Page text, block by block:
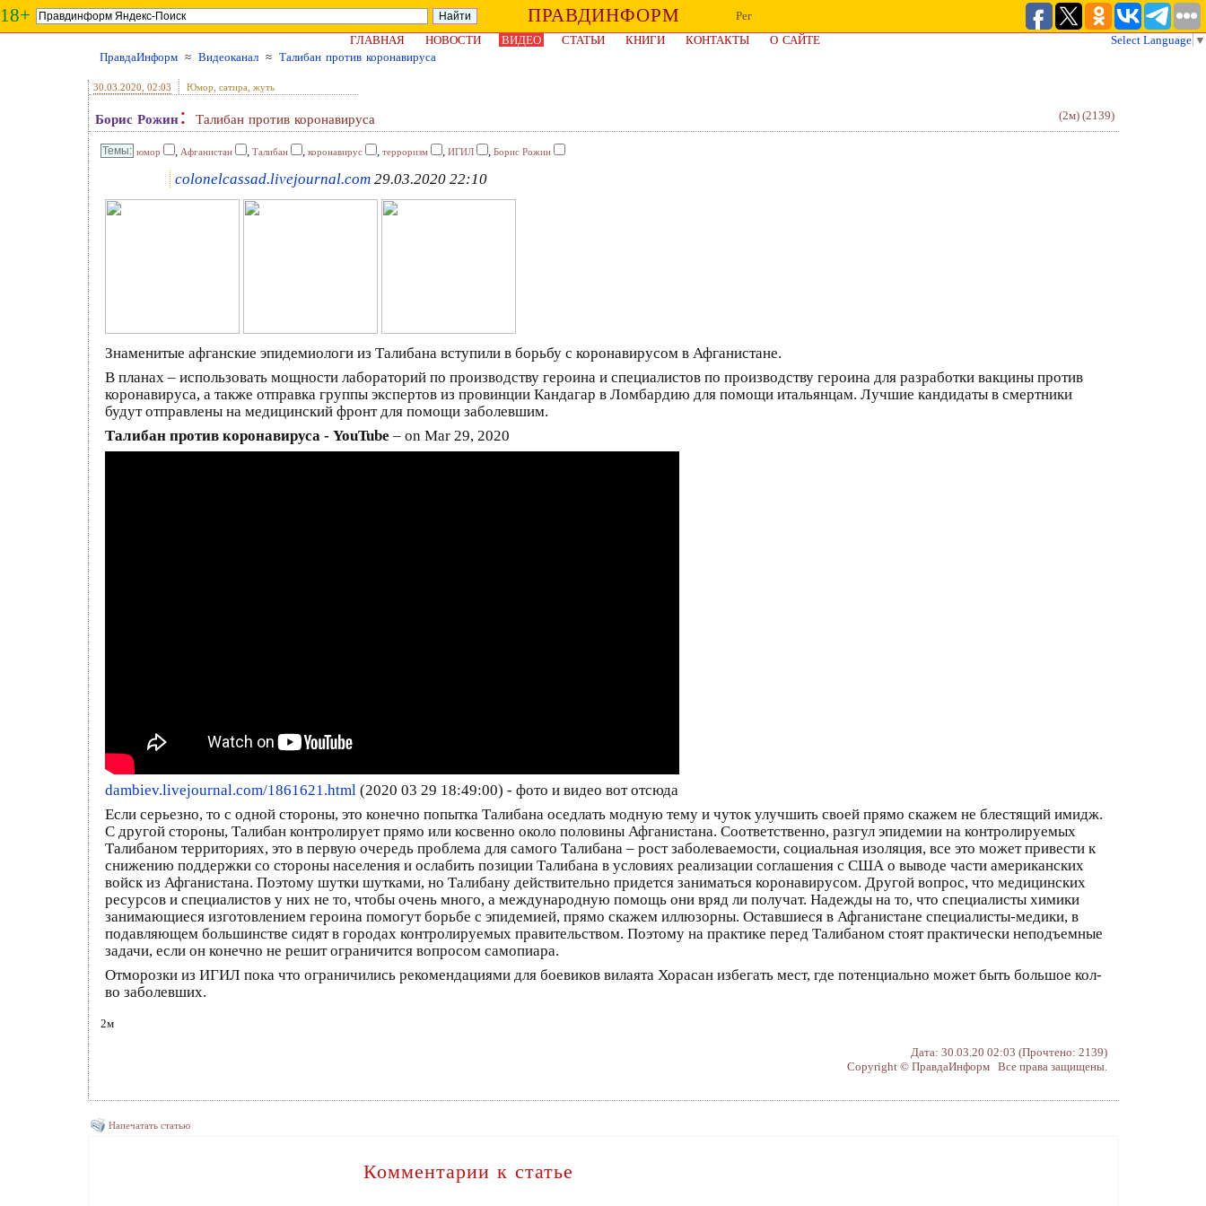
18+ ПРАВДИНФОРМ
Рег
ГЛАВНАЯ
НОВОСТИ ВИДЕО СТАТЬИ КНИГИ КОНТАКТЫ О САЙТЕ Select Language ▼
ПравдаИнформ ≈ Видеоканал ≈ Талибан против коронавируса
30.03.2020 , 02:03 Юмор, сатира, жуть
Борис Рожин: Талибан против коронавируса (2м) (2139)
юмор , Афганистан , Талибан , коронавирус , терроризм , ИГИЛ , Борис Рожин
colonelcassad.livejournal.com 29.03.2020 22:10
Знаменитые афганские эпидемиологи из Талибана вступили в борьбу с коронавирусом в Афганистане.
В планах – использовать мощности лабораторий по производству героина и специалистов по производству героина для разработки вакцины против
коронавируса, а также отправка группы экспертов из провинции Кандагар в Ломбардию для помощи итальянцам. Лучшие кандидаты в смертники
будут отправлены на медицинский фронт для помощи заболевшим.
Талибан против коронавируса - YouTube – on Mar 29, 2020
dambiev.livejournal.com/1861621.html (2020 03 29 18:49:00) - фото и видео вот отсюда
Если серьезно, то с одной стороны, это конечно попытка Талибана оседлать модную тему и чуток улучшить своей прямо скажем не блестящий имидж.
С другой стороны, Талибан контролирует прямо или косвенно около половины Афганистана. Соответственно, разгул эпидемии на контролируемых
Талибаном территориях, это в первую очередь проблема для самого Талибана – рост заболеваемости, социальная изоляция, все это может привести к
снижению поддержки со стороны населения и ослабить позиции Талибана в условиях реализации соглашения с США о выводе части американских
войск из Афганистана. Поэтому шутки шутками, но Талибану действительно придется заниматься коронавирусом. Другой вопрос, что медицинских
ресурсов и специалистов у них не то, чтобы очень много, а международную помощь они вряд ли получат. Надежды на то, что специалисты химики
занимающиеся изготовлением героина помогут борьбе с эпидемией, прямо скажем иллюзорны. Оставшиеся в Афганистане специалисты-медики, в
подавляющем большинстве сидят в городах контролируемых правительством. Поэтому на практике перед Талибаном стоят практически неподъемные
задачи, если он конечно не решит ограничится вопросом самопиара.
Отморозки из ИГИЛ пока что ограничились рекомендациями для боевиков вилаята Хорасан избегать мест, где потенциально может быть большое кол-
во заболевших.
2м
Дата: 30.03.20 02:03 (Прочтено: 2139)
Copyright © ПравдаИнформ Все права защищены.
Напечатать статью
Комментарии к статье